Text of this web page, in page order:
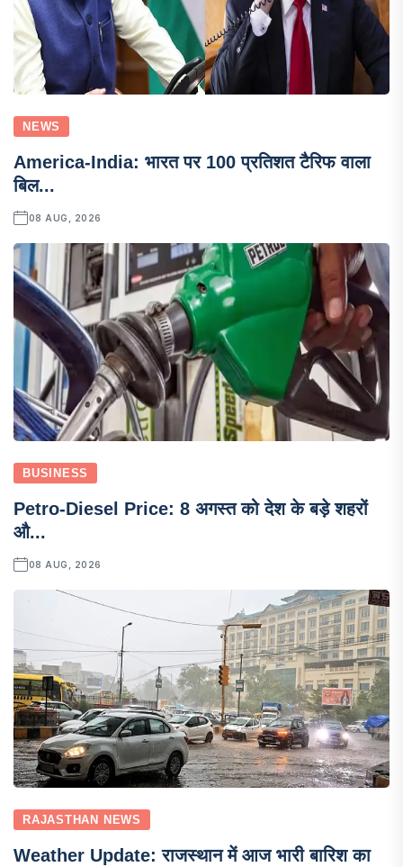
NEWS
America-India: भारत पर 100 प्रतिशत टैरिफ वाला
बिल...
08 AUG, 2026
BUSINESS
Petro-Diesel Price: 8 अगस्त को देश के बड़े शहरों
औ...
08 AUG, 2026
RAJASTHAN NEWS
Weather Update: राजस्थान में आज भारी बारिश का